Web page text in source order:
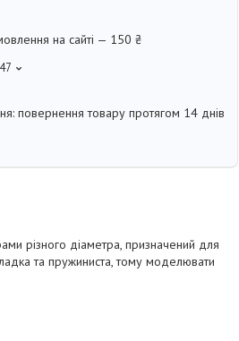
на сайті — 150 ₴
повернення товару протягом 14 днів
різного діаметра, призначений для
та пружиниста, тому моделювати